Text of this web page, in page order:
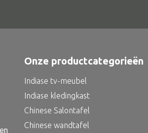
Onze productcategorieën
Indiase tv-meubel
Indiase kledingkast
Chinese Salontafel
Chinese wandtafel